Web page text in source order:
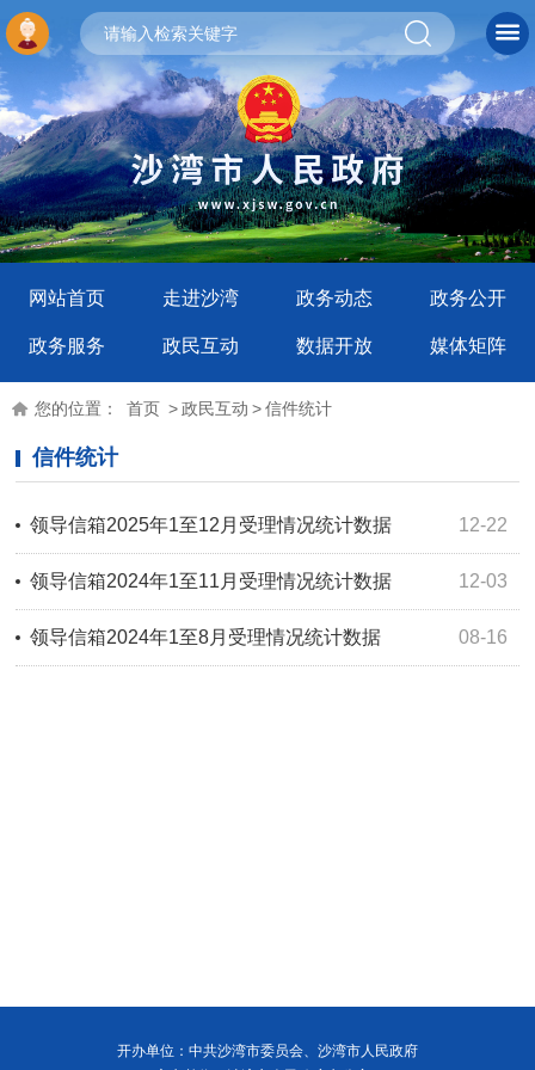
网站首页 走进沙湾 政务动态 政务公开
政务服务 政民互动 数据开放 媒体矩阵
您的位置： 首页 >政民互动 >信件统计
信件统计
12-22
领导信箱2025年1至12月受理情况统计数据
12-03
领导信箱2024年1至11月受理情况统计数据
08-16
领导信箱2024年1至8月受理情况统计数据
开办单位：中共沙湾市委员会、沙湾市人民政府